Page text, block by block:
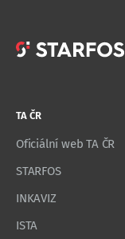
TA ČR
Oficiální web TA ČR
STARFOS
INKAVIZ
ISTA